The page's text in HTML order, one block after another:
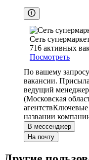
Сеть
716 активных
Посмотреть
По вашему
вакансии.
ведущий
(Московская
агентствКлючевые
названии
В мессенджер
На почту